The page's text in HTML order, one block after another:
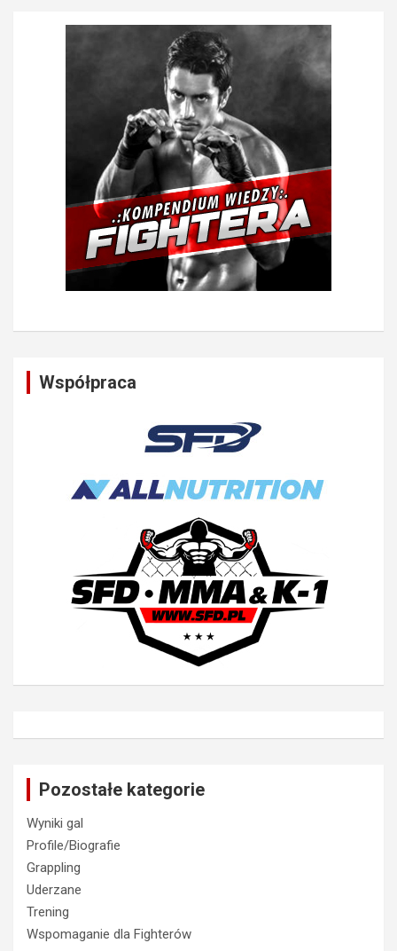
Współpraca
Pozostałe kategorie
Wyniki gal
Profile/Biografie
Grappling
Uderzane
Trening
Wspomaganie dla Fighterów